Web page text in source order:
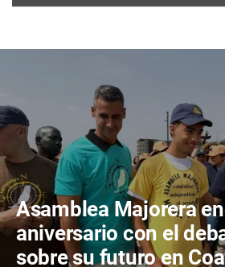
Asamblea Majorera
aniversario con el
sobre su futuro en